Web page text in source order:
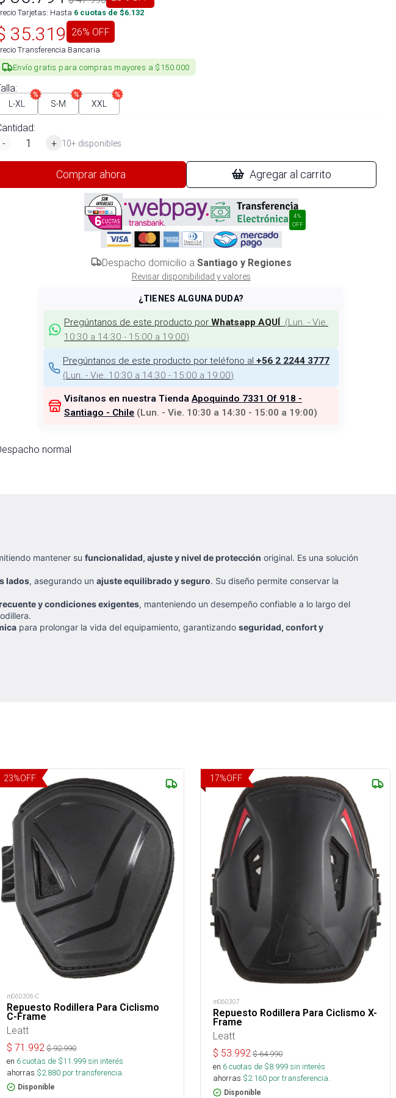
Tarjetas: Hasta 6 cuotas de $6.132
35.319 26% OFF
Transferencia Bancaria
Envío gratis para compras mayores a $150.000
:
L-XL S-M XXL
-
+ 10+ disponibles
Comprar ahora Agregar al carrito
4%
OFF
Despacho domicilio a Santiago y Regiones
Revisar disponibilidad y valores
¿TIENES ALGUNA DUDA?
Pregúntanos de este producto por Whatsapp AQUÍ (Lun. - Vie.
10:30 a 14:30 - 15:00 a 19:00)
Pregúntanos de este producto por teléfono al +56 2 2244 3777
(Lun. - Vie. 10:30 a 14:30 - 15:00 a 19:00)
Visítanos en nuestra Tienda Apoquindo 7331 Of 918 -
Santiago - Chile (Lun. - Vie. 10:30 a 14:30 - 15:00 a 19:00)
normal
mantener su funcionalidad, ajuste y nivel de protección original. Es una solución
lados, asegurando un ajuste equilibrado y seguro. Su diseño permite conservar la
y condiciones exigentes, manteniendo un desempeño confiable a lo largo del
para prolongar la vida del equipamiento, garantizando seguridad, confort y
23%OFF
m060306-C
Repuesto Rodillera Para Ciclismo
C-Frame
Leatt
$ 71.992 $92.990
en 6cuotas de $11.999sin interés
ahorras $2.880 por transferencia.
Disponible
17%OFF
m060307
Repuesto Rodillera Para Ciclismo X-
Frame
Leatt
$ 53.992 $64.990
en 6cuotas de $8.999sin interés
ahorras $2.160 por transferencia.
Disponible